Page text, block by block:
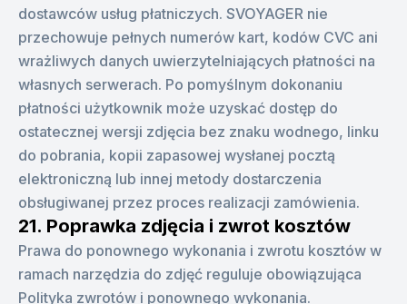
dostawców usług płatniczych. SVOYAGER nie
przechowuje pełnych numerów kart, kodów CVC ani
wrażliwych danych uwierzytelniających płatności na
własnych serwerach. Po pomyślnym dokonaniu
płatności użytkownik może uzyskać dostęp do
ostatecznej wersji zdjęcia bez znaku wodnego, linku
do pobrania, kopii zapasowej wysłanej pocztą
elektroniczną lub innej metody dostarczenia
obsługiwanej przez proces realizacji zamówienia.
21. Poprawka zdjęcia i zwrot kosztów
Prawa do ponownego wykonania i zwrotu kosztów w
ramach narzędzia do zdjęć reguluje obowiązująca
Polityka zwrotów i ponownego wykonania.